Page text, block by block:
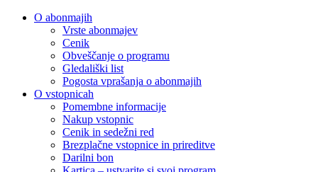
O abonmajih
Vrste abonmajev
Cenik
Obveščanje o programu
Gledališki list
Pogosta vprašanja o abonmajih
O vstopnicah
Pomembne informacije
Nakup vstopnic
Cenik in sedežni red
Brezplačne vstopnice in prireditve
Darilni bon